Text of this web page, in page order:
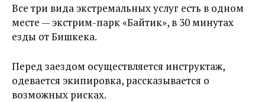
Все три вида экстремальных услуг есть в одном
месте — экстрим-парк «Байтик», в 30 минутах
езды от Бишкека.
Перед заездом осуществляется инструктаж,
одевается экипировка, рассказывается о
возможных рисках.